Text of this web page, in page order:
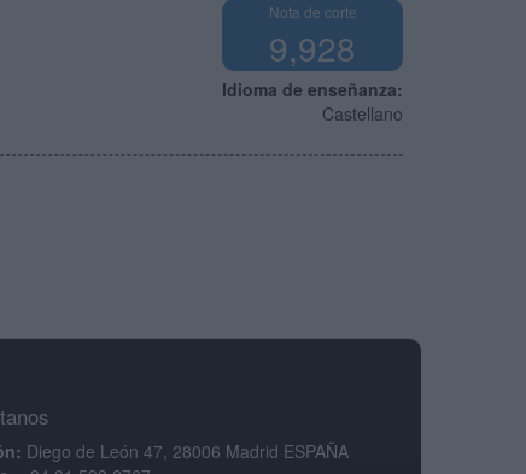
Nota de corte
9,928
Idioma de enseñanza:
Castellano
Diego de León 47, 28006 Madrid ESPAÑA